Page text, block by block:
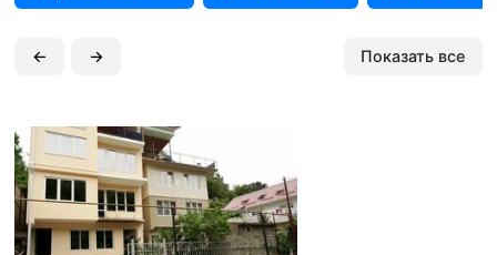
← → Показать все